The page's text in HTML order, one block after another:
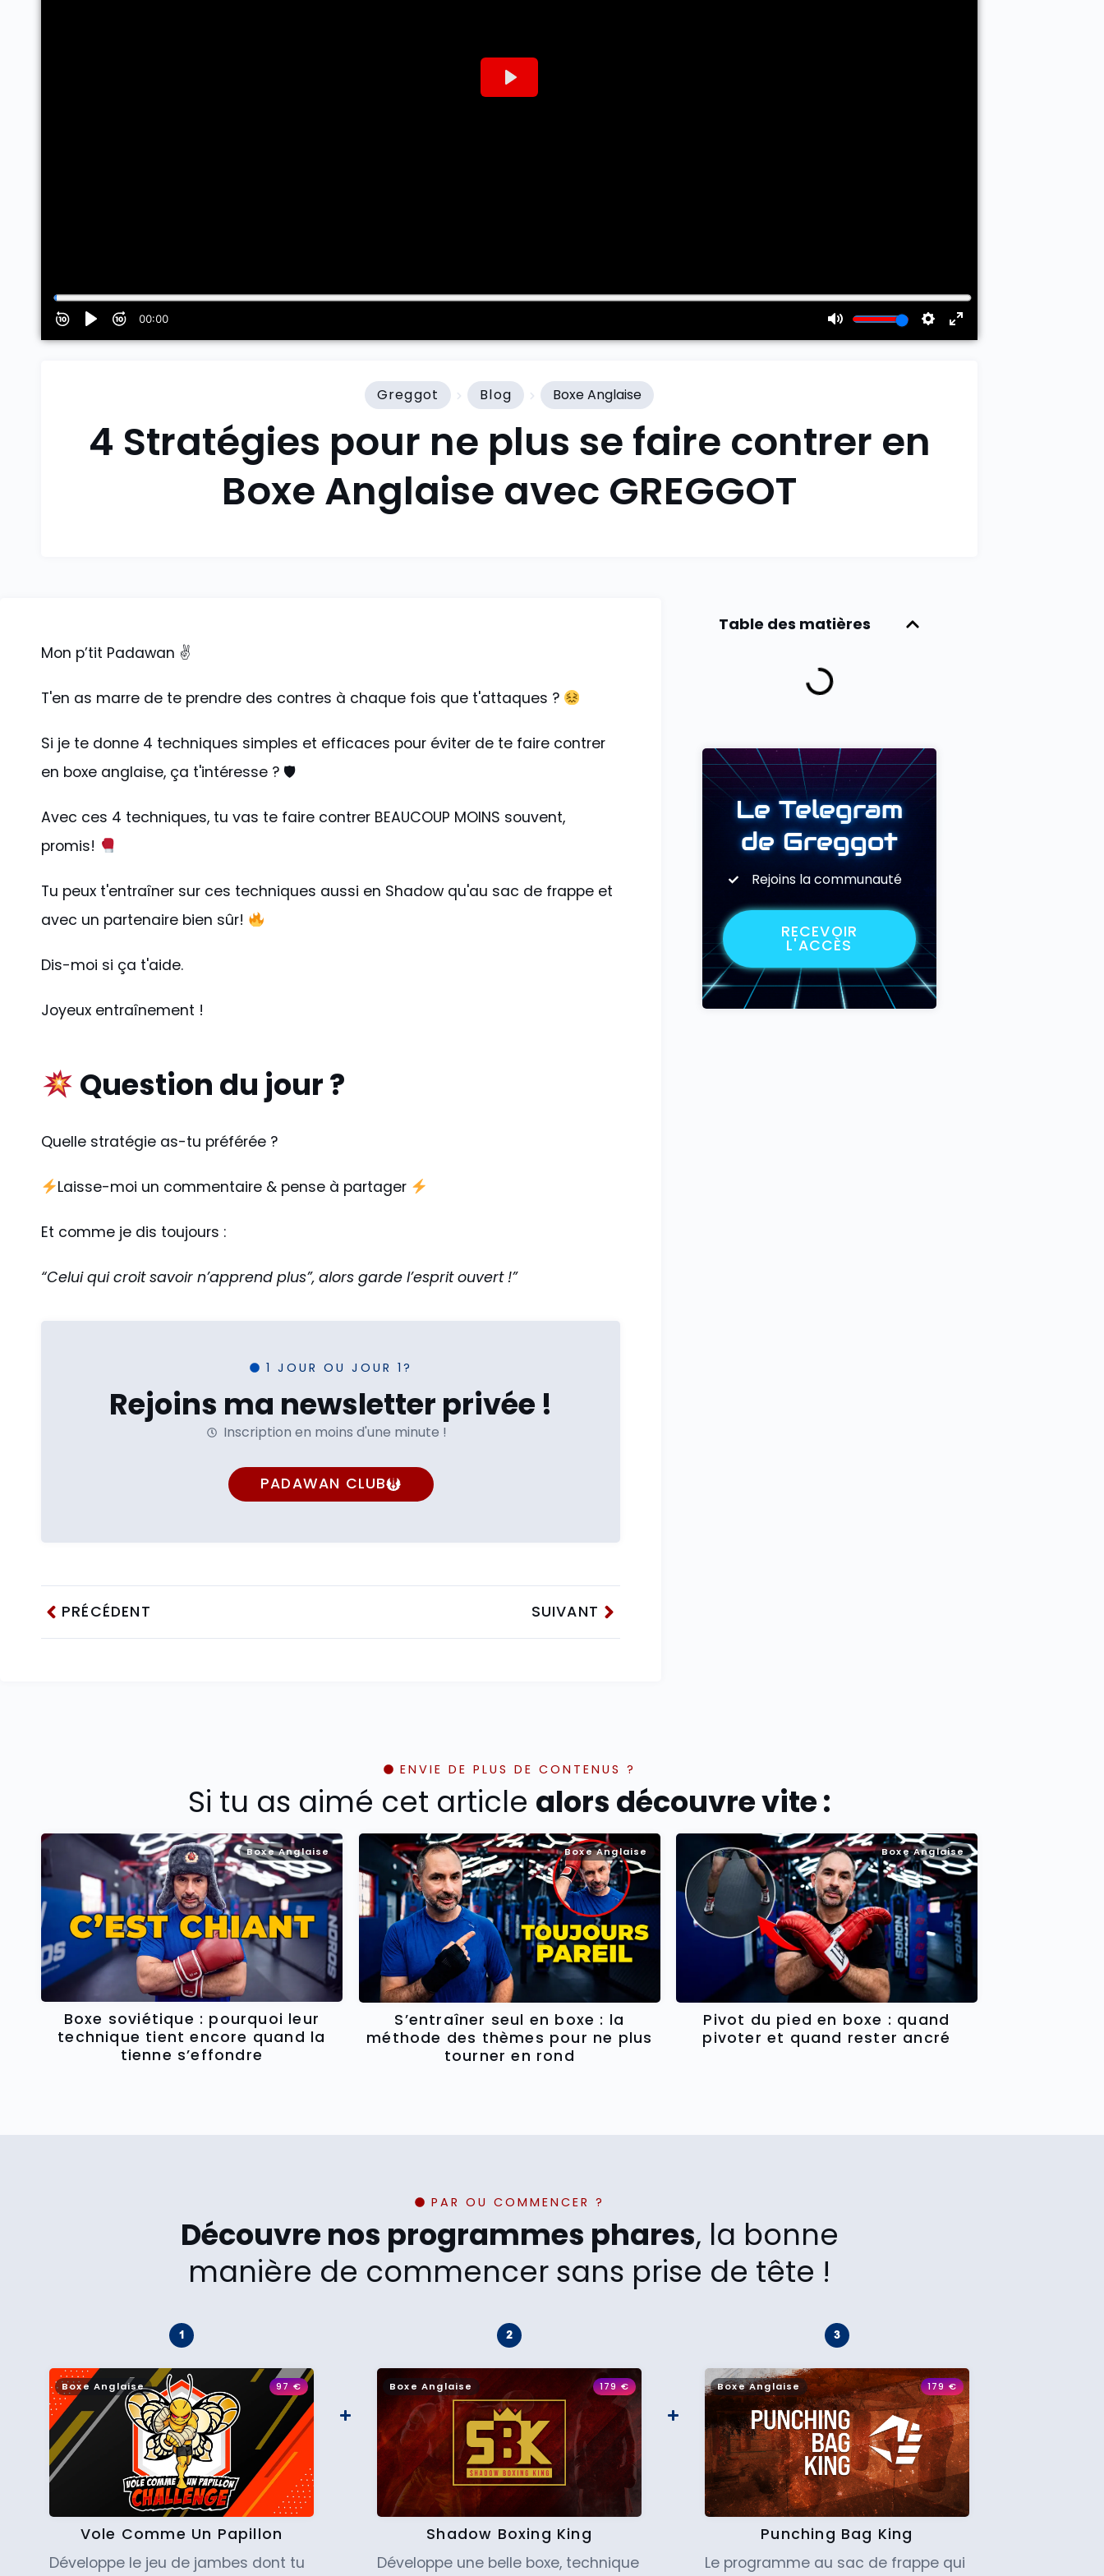
Greggot Blog Boxe Anglaise
4 Stratégies pour ne plus se faire contrer en
Boxe Anglaise avec GREGGOT
Mon p’tit Padawan ✌️
T'en as marre de te prendre des contres à chaque fois que t'attaques ?
Si je te donne 4 techniques simples et efficaces pour éviter de te faire contrer
en boxe anglaise, ça t'intéresse ? 🛡
Avec ces 4 techniques, tu vas te faire contrer BEAUCOUP MOINS souvent,
promis!
Tu peux t'entraîner sur ces techniques aussi en Shadow qu'au sac de frappe et
avec un partenaire bien sûr!
Dis-moi si ça t'aide.
Joyeux entraînement !
Question du jour ?
Quelle stratégie as-tu préférée ?
Laisse-moi un commentaire & pense à partager
Et comme je dis toujours :
“Celui qui croit savoir n’apprend plus”, alors garde l’esprit ouvert !”
1 JOUR OU JOUR 1?
Rejoins ma newsletter privée !
Inscription en moins d'une minute !
PADAWAN CLUB
PRÉCÉDENT SUIVANT
Table des matières
Le Telegram
de Greggot
Rejoins la communauté
RECEVOIR
L'ACCÈS
ENVIE DE PLUS DE CONTENUS ?
Si tu as aimé cet article alors découvre vite :
Boxe Anglaise
Boxe soviétique : pourquoi leur
technique tient encore quand la
tienne s’effondre
Boxe Anglaise
S’entraîner seul en boxe : la
méthode des thèmes pour ne plus
tourner en rond
Boxe Anglaise
Pivot du pied en boxe : quand
pivoter et quand rester ancré
PAR OU COMMENCER ?
Découvre nos programmes phares, la bonne
manière de commencer sans prise de tête !
Boxe Anglaise 97€
Vole Comme Un Papillon
Développe le jeu de jambes dont tu
Boxe Anglaise 179€
Shadow Boxing King
Développe une belle boxe, technique
Boxe Anglaise 179€
Punching Bag King
Le programme au sac de frappe qui